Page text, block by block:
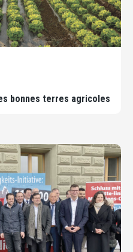
bonnes terres agricoles